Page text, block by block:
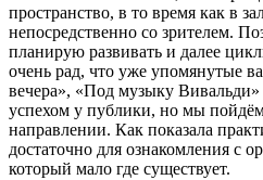
пространство, в то время как в
непосредственно со зрителем.
планирую развивать и далее
очень рад, что уже упомянутые
вечера», «Под музыку Вивальди»
успехом у публики, но мы
направлении. Как показала
достаточно для ознакомления с
который мало где существует.